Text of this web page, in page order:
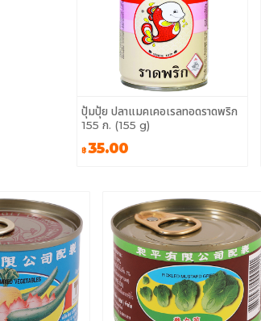
ปุ้มปุ้ย ปลาแมคเคอเรลทอดราดพริก
155 ก. (155 g)
฿35.00